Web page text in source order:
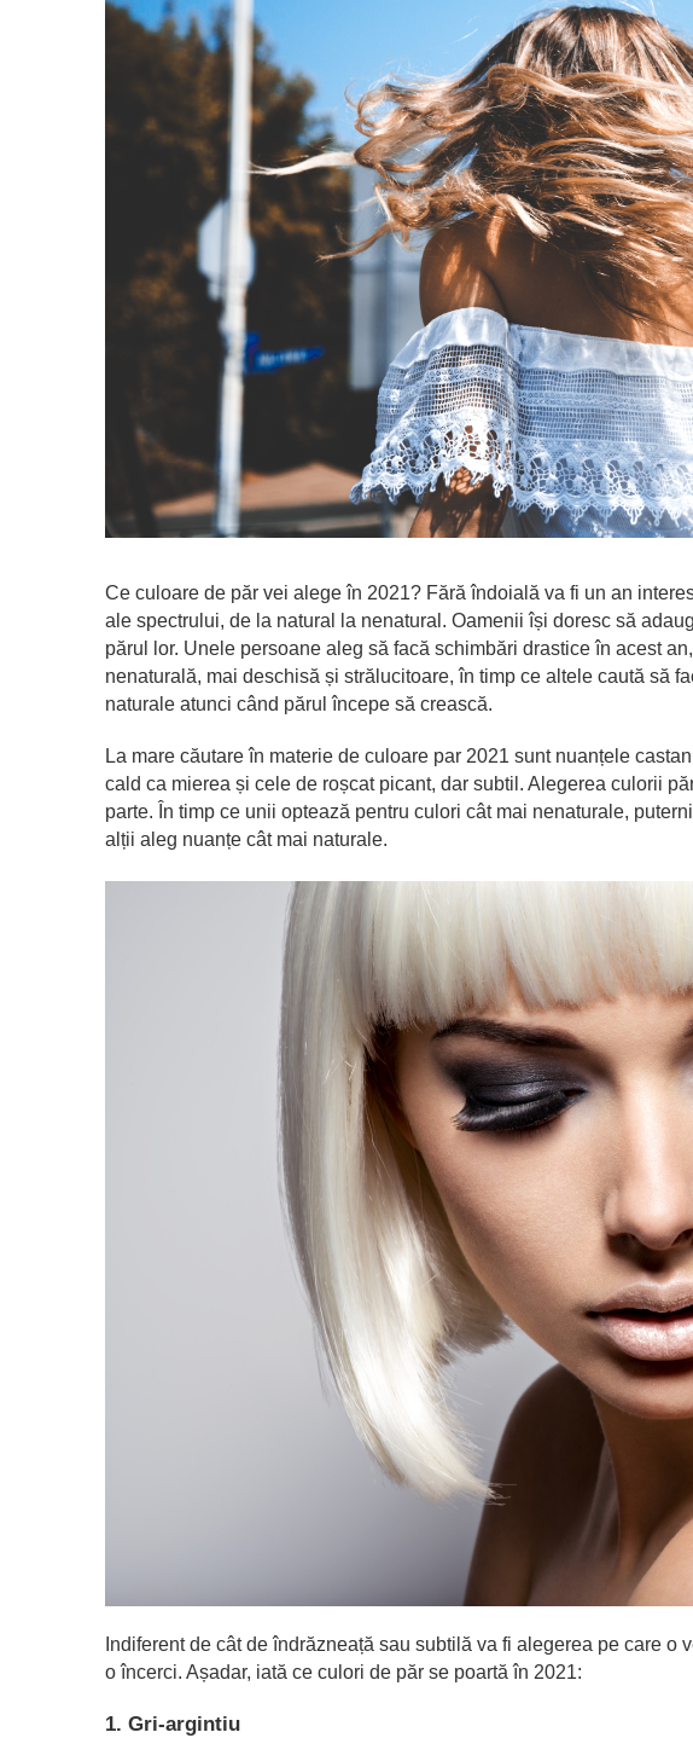
Ce culoare de păr vei alege în 2021? Fără îndoială va fi un an
ale spectrului, de la natural la nenatural. Oamenii își doresc să
părul lor. Unele persoane aleg să facă schimbări drastice în acest
nenaturală, mai deschisă și strălucitoare, în timp ce altele caută să
naturale atunci când părul începe să crească.
La mare căutare în materie de culoare par 2021 sunt nuanțele
cald ca mierea și cele de roșcat picant, dar subtil. Alegerea culorii
parte. În timp ce unii optează pentru culori cât mai nenaturale,
alții aleg nuanțe cât mai naturale.
Indiferent de cât de îndrăzneață sau subtilă va fi alegerea pe care
o încerci. Așadar, iată ce culori de păr se poartă în 2021:
1. Gri-argintiu